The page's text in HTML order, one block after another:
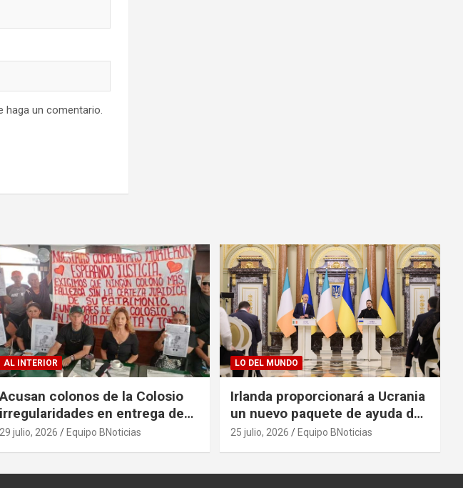
haga un comentario.
AL INTERIOR
Acusan colonos de la Colosio
irregularidades en entrega de
escrituras
29 julio, 2026 Equipo BNoticias
LO DEL MUNDO
Irlanda proporcionará a Ucrania
un nuevo paquete de ayuda de
125 millones de euros
25 julio, 2026 Equipo BNoticias